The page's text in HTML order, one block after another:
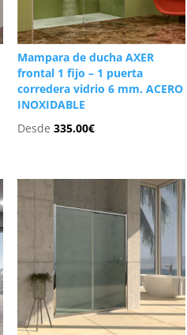
Mampara de ducha AXER
frontal 1 fijo – 1 puerta
corredera vidrio 6 mm. ACERO
INOXIDABLE
Desde 335.00€